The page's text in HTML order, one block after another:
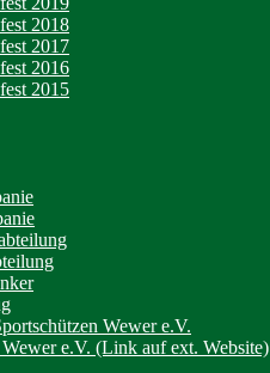
2018
2017
2016
2015
Wewer e.V.
e.V. (Link auf ext. Website)